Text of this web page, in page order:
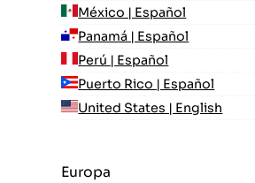
México | Español
Panamá | Español
Perú | Español
Puerto Rico | Español
United States | English
Europa